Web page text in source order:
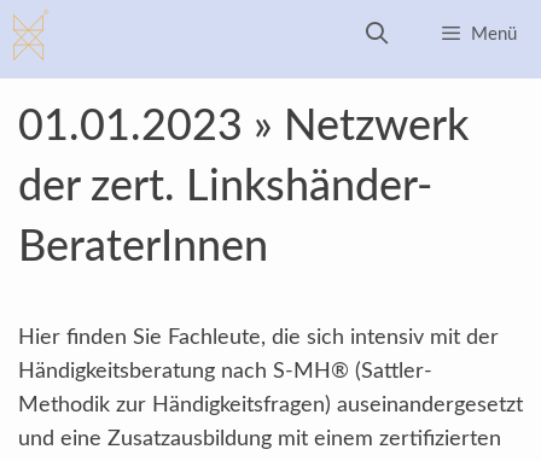
Zum
Inhalt
springen
Menü
01.01.2023 » Netzwerk
der zert. Linkshänder-
BeraterInnen
Hier finden Sie Fachleute, die sich intensiv mit der
Händigkeitsberatung nach S-MH® (Sattler-
Methodik zur Händigkeitsfragen) auseinandergesetzt
und eine Zusatzausbildung mit einem zertifizierten